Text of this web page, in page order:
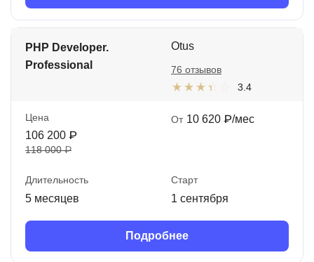
PHP Developer.
Professional
Otus
3.4
76 отзывов
Цена
106 200 ₽
118 000 ₽
От 10 620 ₽/мес
Длительность
5 месяцев
Старт
1 сентября
Подробнее